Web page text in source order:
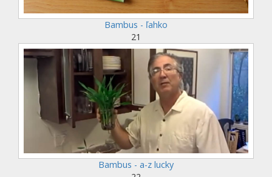
Bambus - ľahko
21
Bambus - a-z lucky